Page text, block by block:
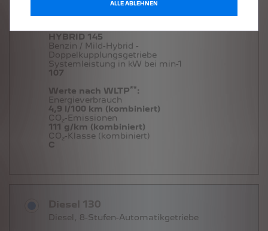
Hybrid, Doppelkupplungsgetriebe
HYBRID 145
Benzin / Mild-Hybrid -
Doppelkupplungsgetriebe
Systemleistung in kW bei min-1
107
Werte nach WLTP**:
Energieverbrauch
4,9 l/100 km (kombiniert)
CO₂-Emissionen
111 g/km (kombiniert)
CO₂-Klasse (kombiniert)
C
Diesel 130
Diesel, 8-Stufen-Automatikgetriebe
ALLE ABLEHNEN